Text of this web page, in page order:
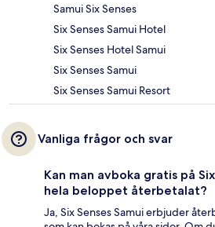
Samui Six Senses
Six Senses Samui Hotel
Six Senses Hotel Samui
Six Senses Samui
Six Senses Samui Resort
Vanliga frågor och svar
Kan man avboka gratis på
hela beloppet återbetalat?
Ja, Six Senses Samui erbjuder